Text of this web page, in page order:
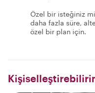
Özel bir isteğiniz
daha fazla süre,
özel bir plan için.